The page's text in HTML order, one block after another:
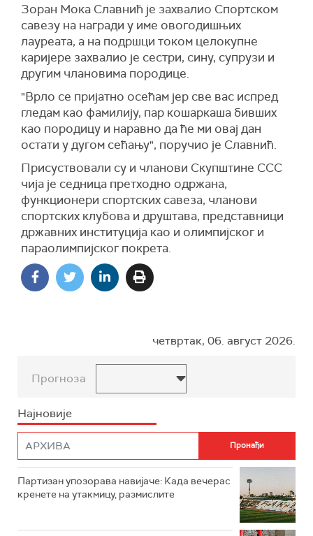
Зоран Мока Славнић је захвалио Спортском
савезу на награди у име овогодишњих
лауреата, а на подршци током целокупне
каријере захвалио је сестри, сину, супрузи и
другим члановима породице.
"Врло се пријатно осећам јер све вас испред
гледам као фамилију, пар кошаркаша бивших
као породицу и наравно да ће ми овај дан
остати у дугом сећању", поручио је Славнић.
Присуствовали су и чланови Скупштине ССС
чија је седница претходно одржана,
функционери спортских савеза, чланови
спортских клубова и друштава, представници
државних институција као и олимпијског и
параолимпијског покрета.
четвртак, 06. август 2026.
Прогноза
Најновије
Партизан упозорава навијаче: Када вечерас
кренете на утакмицу, размислите